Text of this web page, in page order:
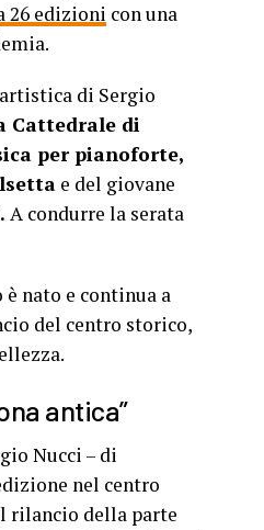
26 edizioni con una
di Sergio
Cattedrale di
per pianoforte,
e del giovane
A condurre la serata
nato e continua a
del centro storico,
antica”
Nucci – di
nel centro
rilancio della parte